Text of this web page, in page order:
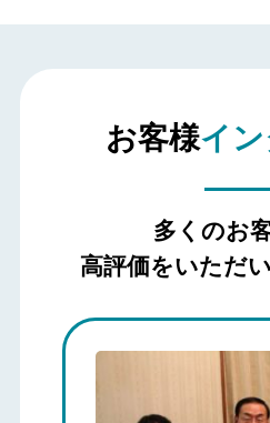
お客様イ
多くのお
高評価をいただ